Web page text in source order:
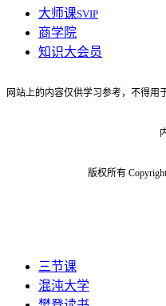
大师课SVIP
商学院
知识大会员
网站上的内容仅供学习参考，不得用
版权所有
三节课
混沌大学